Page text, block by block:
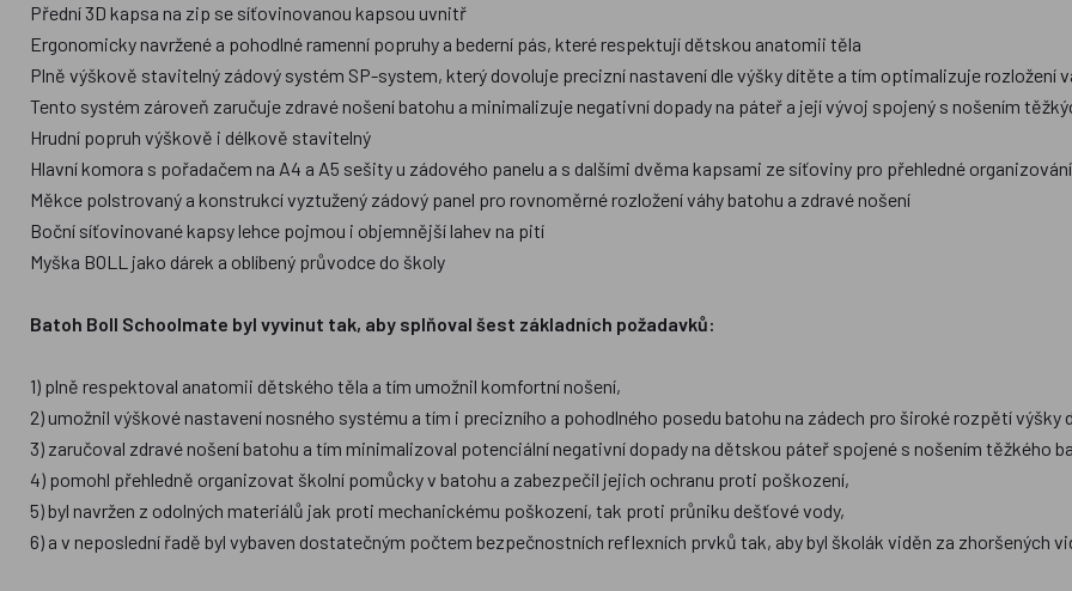
Přední 3D kapsa na zip se síťovinovanou kapsou uvnitř
Ergonomicky navržené a pohodlné ramenní popruhy a bederní pás, které respektují dětskou anatomii těla
Plně výškově stavitelný zádový systém SP-system, který dovoluje precizní nastavení dle výšky dítěte a tím optimalizuje rozložení
Tento systém zároveň zaručuje zdravé nošení batohu a minimalizuje negativní dopady na páteř a její vývoj spojený s nošením
Hrudní popruh výškově i délkově stavitelný
Hlavní komora s pořadačem na A4 a A5 sešity u zádového panelu a s dalšími dvěma kapsami ze síťoviny pro přehledné
Měkce polstrovaný a konstrukcí vyztužený zádový panel pro rovnoměrné rozložení váhy batohu a zdravé nošení
Boční síťovinované kapsy lehce pojmou i objemnější lahev na pití
Myška BOLL jako dárek a oblíbený průvodce do školy
Batoh Boll Schoolmate byl vyvinut tak, aby splňoval šest základních požadavků:
1) plně respektoval anatomii dětského těla a tím umožnil komfortní nošení,
2) umožnil výškové nastavení nosného systému a tím i precizního a pohodlného posedu batohu na zádech pro široké rozpětí výšky
3) zaručoval zdravé nošení batohu a tím minimalizoval potenciální negativní dopady na dětskou páteř spojené s nošením těžkého
4) pomohl přehledně organizovat školní pomůcky v batohu a zabezpečil jejich ochranu proti poškození,
5) byl navržen z odolných materiálů jak proti mechanickému poškození, tak proti průniku dešťové vody,
6) a v neposlední řadě byl vybaven dostatečným počtem bezpečnostních reflexních prvků tak, aby byl školák viděn za zhoršených